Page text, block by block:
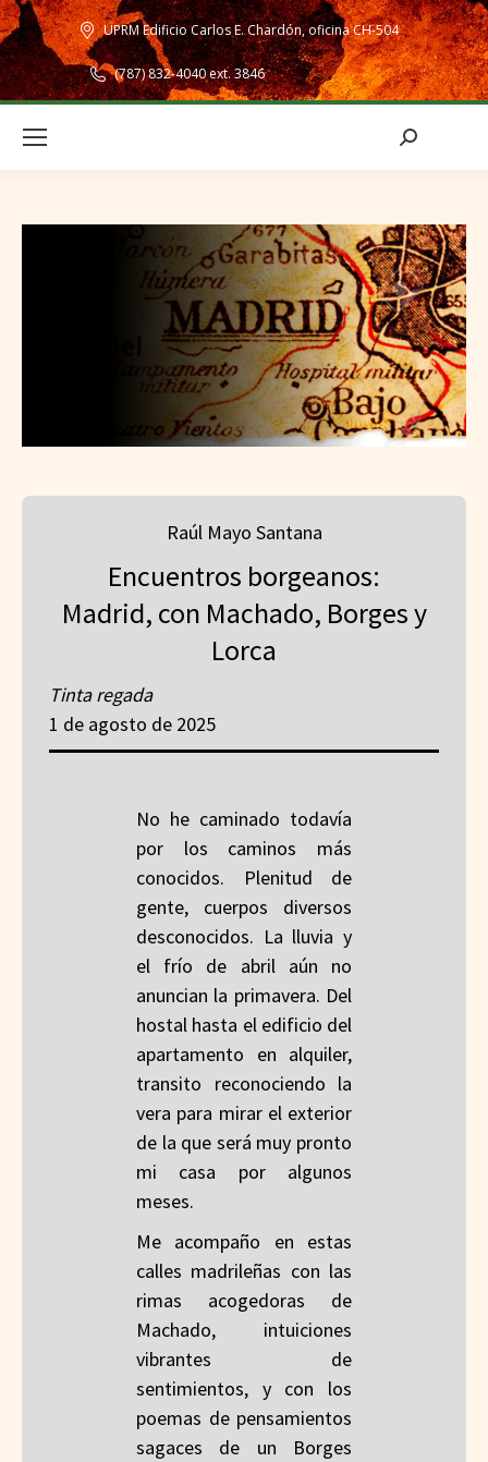
UPRM Edificio Carlos E. Chardón, oficina CH-504
(787) 832-4040 ext. 3846
Search:
Raúl Mayo Santana
Encuentros borgeanos:
Madrid, con Machado, Borges y
Lorca
Tinta regada
1 de agosto de 2025
No he caminado todavía
por los caminos más
conocidos. Plenitud de
gente, cuerpos diversos
desconocidos. La lluvia y
el frío de abril aún no
anuncian la primavera. Del
hostal hasta el edificio del
apartamento en alquiler,
transito reconociendo la
vera para mirar el exterior
de la que será muy pronto
mi casa por algunos
meses.
Me acompaño en estas
calles madrileñas con las
rimas acogedoras de
Machado, intuiciones
vibrantes de
sentimientos, y con los
poemas de pensamientos
sagaces de un Borges